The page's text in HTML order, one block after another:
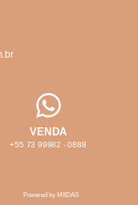
VENDA
+55 73 99982 - 0888
Powered by MIIDAS